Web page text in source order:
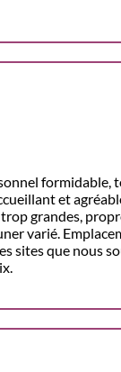
formidable,
et
grandes,
varié.
sites que nous